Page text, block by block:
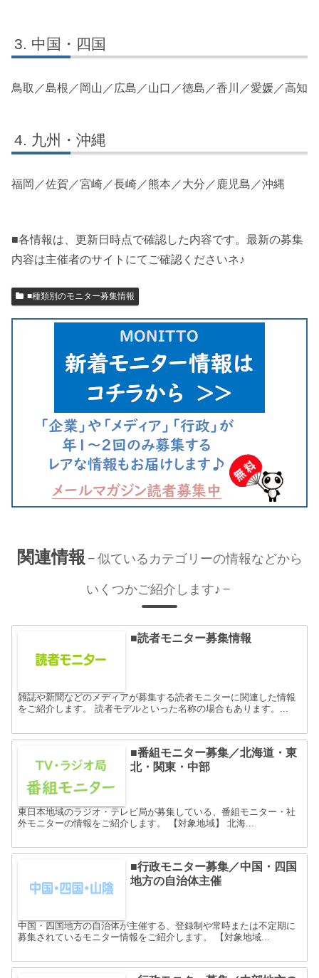
中国・四国
鳥取／島根／岡山／広島／山口／徳島／香川／愛媛／高知
九州・沖縄
福岡／佐賀／宮崎／長崎／熊本／大分／鹿児島／沖縄
■各情報は、更新日時点で確認した内容です。最新の募集
内容は主催者のサイトにてご確認くださいネ♪
■種類別のモニター募集情報
関連情報
似ているカテゴリーの情報などから
いくつかご紹介します♪
■読者モニター募集情報
雑誌や新聞などのメディアが募集する読者モニターに関連した情報
をご紹介します。 読者モデルといった名称の場合もあります。...
■番組モニター募集／北海道・東
北・関東・中部
東日本地域のラジオ・テレビ局が募集している、番組モニター・社
外モニターの情報をご紹介します。 【対象地域】 北海...
■行政モニター募集／中国・四国
地方の自治体主催
中国・四国地方の自治体が主催する、登録制や常時または不定期に
募集されているモニター情報をご紹介します。 【対象地域...